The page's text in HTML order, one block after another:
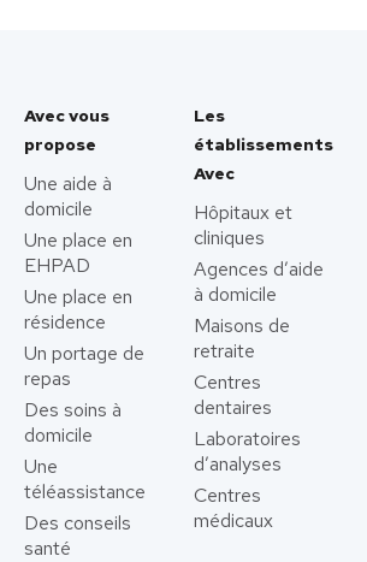
Avec vous
propose
Une aide à
domicile
Une place en
EHPAD
Une place en
résidence
Un portage de
repas
Des soins à
domicile
Une
téléassistance
Des conseils
santé
Les
établissements
Avec
Hôpitaux et
cliniques
Agences d’aide
à domicile
Maisons de
retraite
Centres
dentaires
Laboratoires
d’analyses
Centres
médicaux